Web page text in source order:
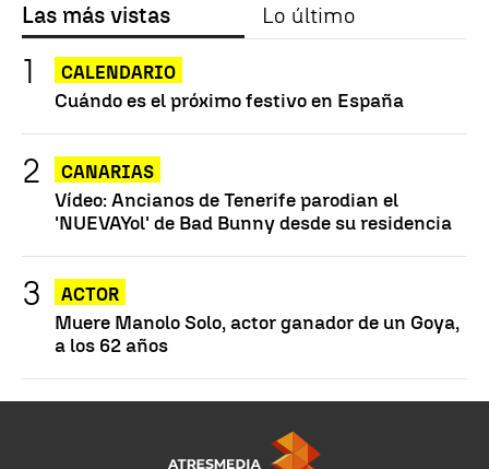
Las más vistas Lo último
CALENDARIO
Cuándo es el próximo festivo en España
CANARIAS
Vídeo: Ancianos de Tenerife parodian el
'NUEVAYol' de Bad Bunny desde su residencia
ACTOR
Muere Manolo Solo, actor ganador de un Goya,
a los 62 años